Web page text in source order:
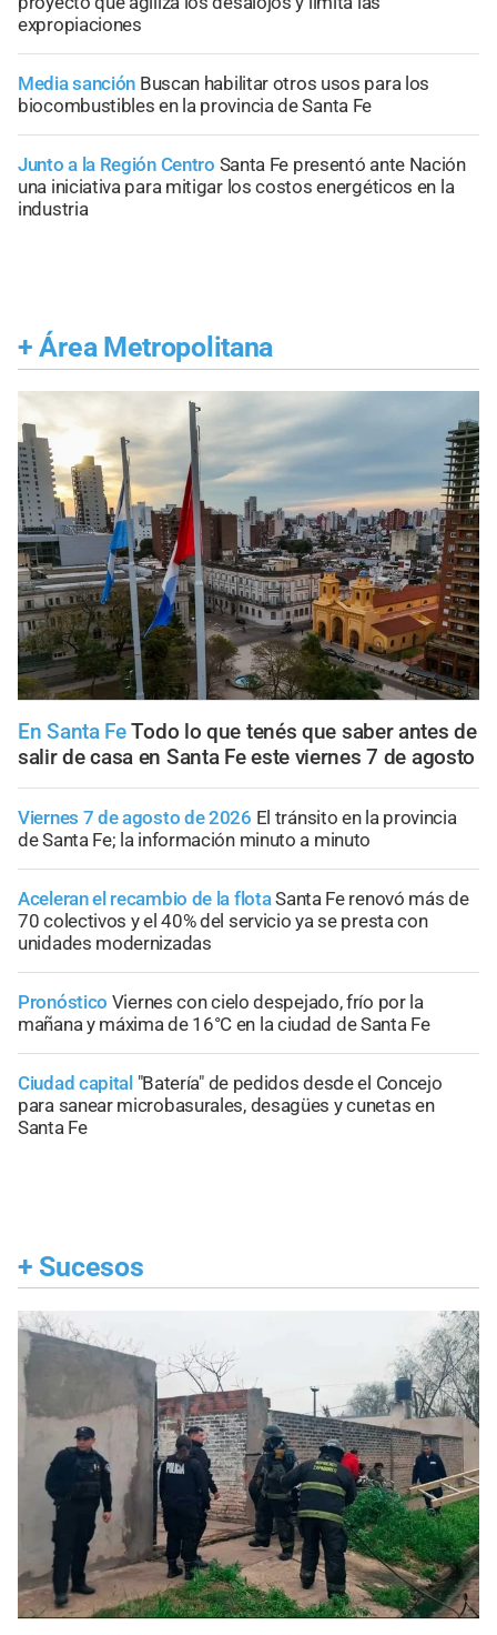
expropiaciones
Media sanción Buscan habilitar otros usos para los
biocombustibles en la provincia de Santa Fe
Junto a la Región Centro Santa Fe presentó ante Nación
una iniciativa para mitigar los costos energéticos en la
industria
+ Área Metropolitana
En Santa FeTodo lo que tenés que saber antes de
salir de casa en Santa Fe este viernes 7 de agosto
Viernes 7 de agosto de 2026 El tránsito en la provincia
de Santa Fe; la información minuto a minuto
Aceleran el recambio de la flotaSanta Fe renovó más de
70 colectivos y el 40% del servicio ya se presta con
unidades modernizadas
Pronóstico Viernes con cielo despejado, frío por la
mañana y máxima de 16°C en la ciudad de Santa Fe
Ciudad capital "Batería" de pedidos desde el Concejo
para sanear microbasurales, desagües y cunetas en
Santa Fe
+ Sucesos